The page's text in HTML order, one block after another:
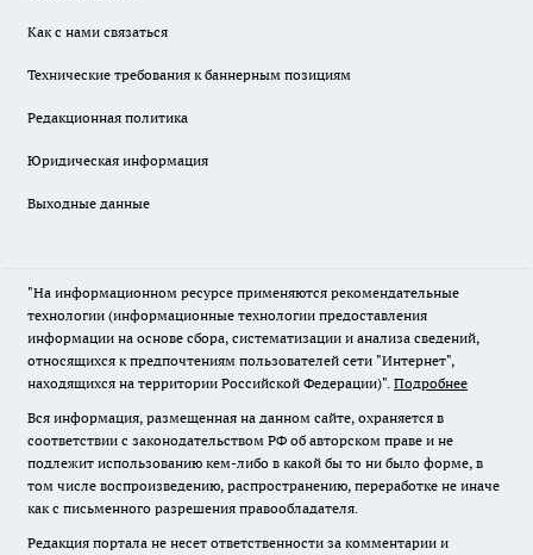
Как с нами связаться
Технические требования к баннерным позициям
Редакционная политика
Юридическая информация
Выходные данные
"На информационном ресурсе применяются рекомендательные
технологии (информационные технологии предоставления
информации на основе сбора, систематизации и анализа сведений,
относящихся к предпочтениям пользователей сети "Интернет",
находящихся на территории Российской Федерации)". Подробнее
Вся информация, размещенная на данном сайте, охраняется в
соответствии с законодательством РФ об авторском праве и не
подлежит использованию кем-либо в какой бы то ни было форме, в
том числе воспроизведению, распространению, переработке не иначе
как с письменного разрешения правообладателя.
Редакция портала не несет ответственности за комментарии и